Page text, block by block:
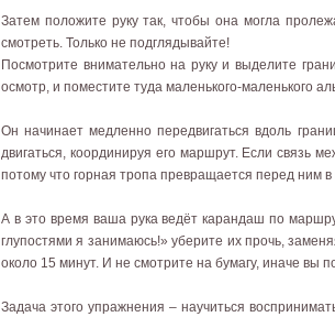
Затем положите руку так, чтобы она могла
смотреть. Только не подглядывайте!
Посмотрите внимательно на руку и выделите
осмотр, и поместите туда маленького-маленького
Он начинает медленно передвигаться вдоль
двигаться, координируя его маршрут. Если связь
потому что горная тропа превращается перед ним в
А в это время ваша рука ведёт карандаш по
глупостями я занимаюсь!» уберите их прочь,
около 15 минут. И не смотрите на бумагу, иначе вы
Задача этого упражнения – научиться